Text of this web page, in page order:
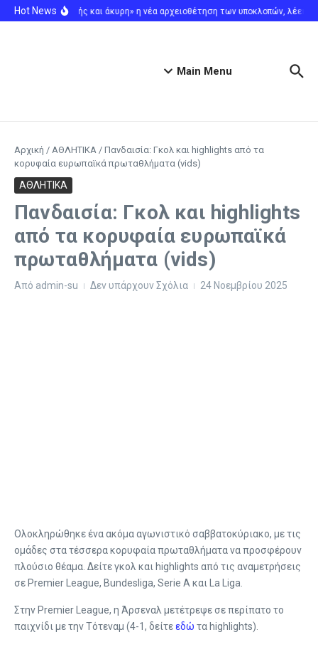
Μετάβαση στο περιεχόμενο
Hot News
«Καινοφανής και άκυρη» η νέα αρχειοθέτηση των υποκλοπών, λέει η
Main Menu
Αρχική / ΑΘΛΗΤΙΚΑ / Πανδαισία: Γκολ και highlights από τα
κορυφαία ευρωπαϊκά πρωταθλήματα (vids)
ΑΘΛΗΤΙΚΑ
Πανδαισία: Γκολ και highlights
από τα κορυφαία ευρωπαϊκά
πρωταθλήματα (vids)
Από admin-su Δεν υπάρχουν Σχόλια 24 Νοεμβρίου 2025
Ολοκληρώθηκε ένα ακόμα αγωνιστικό σαββατοκύριακο, με τις
ομάδες στα τέσσερα κορυφαία πρωταθλήματα να προσφέρουν
πλούσιο θέαμα. Δείτε γκολ και highlights από τις αναμετρήσεις
σε Premier League, Bundesliga, Serie A και La Liga.
Στην Premier League, η Άρσεναλ μετέτρεψε σε περίπατο το
παιχνίδι με την Τότεναμ (4-1, δείτεεδώ τα highlights).